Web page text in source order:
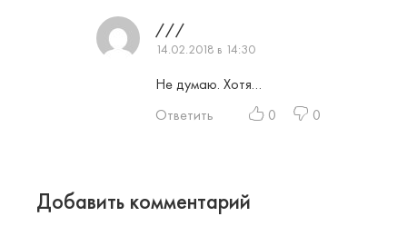
///
14.02.2018 в 14:30
Не думаю. Хотя…
Ответить
0 0
Добавить комментарий